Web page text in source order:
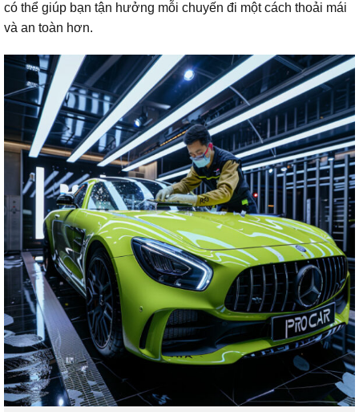
có thể giúp bạn tận hưởng mỗi chuyến đi một cách thoải mái
và an toàn hơn.